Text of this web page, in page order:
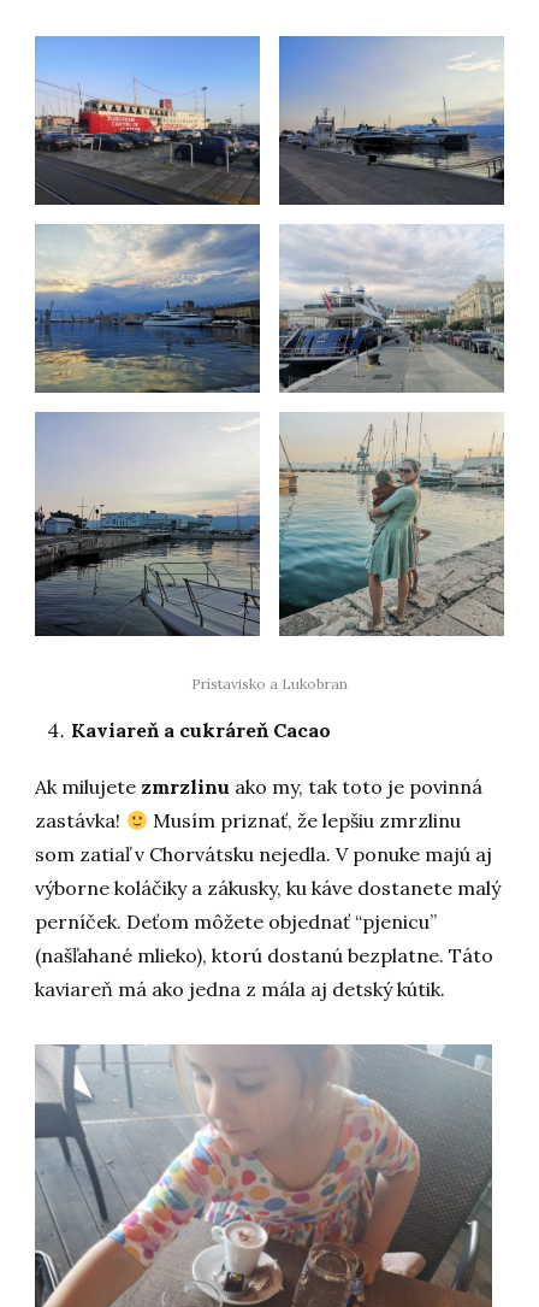
Prístavisko a Lukobran
Kaviareň a cukráreň Cacao
Ak milujete zmrzlinu ako my, tak toto je povinná
zastávka!
Musím priznať, že lepšiu zmrzlinu
som zatiaľ v Chorvátsku nejedla. V ponuke majú aj
výborne koláčiky a zákusky, ku káve dostanete malý
perníček. Deťom môžete objednať “pjenicu”
(našľahané mlieko), ktorú dostanú bezplatne. Táto
kaviareň má ako jedna z mála aj detský kútik.